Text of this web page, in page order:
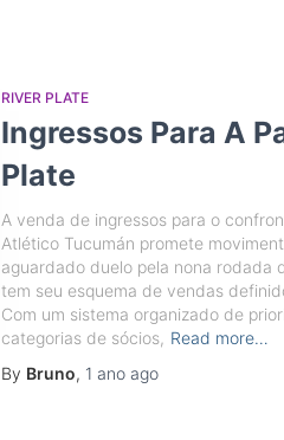
RIVER PLATE
Ingressos Para A
Plate
A venda de ingressos para o
Atlético Tucumán promete
aguardado duelo pela nona rodada
tem seu esquema de vendas
Com um sistema organizado de
categorias de sócios, Read more…
By Bruno, 1 ano ago